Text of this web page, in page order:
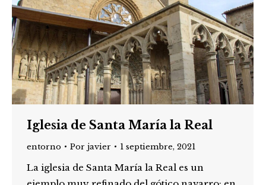
Iglesia de Santa María la Real
entorno Por javier 1 septiembre, 2021
La iglesia de Santa María la Real es un